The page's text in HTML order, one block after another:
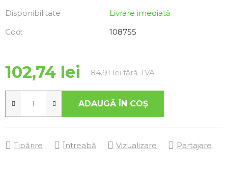
Disponibilitate
Livrare imediată
Cod:
108755
102,74 lei 84,91 lei fără TVA
ADAUGĂ ÎN COŞ
Tipărire Întreabă Vizualizare Partajare